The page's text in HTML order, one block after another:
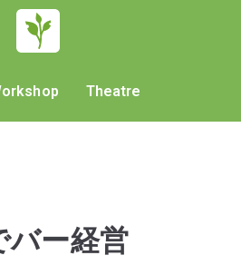
Theatre
バー経営